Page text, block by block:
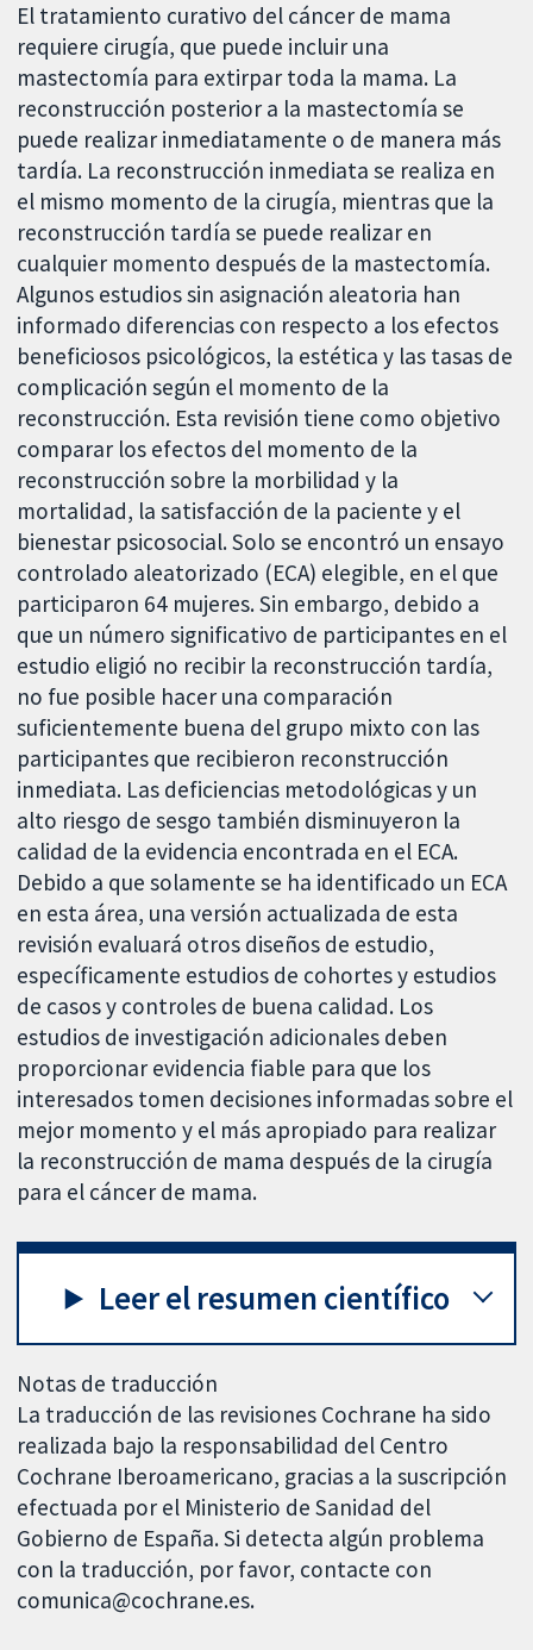
El tratamiento curativo del cáncer de mama
requiere cirugía, que puede incluir una
mastectomía para extirpar toda la mama. La
reconstrucción posterior a la mastectomía se
puede realizar inmediatamente o de manera más
tardía. La reconstrucción inmediata se realiza en
el mismo momento de la cirugía, mientras que la
reconstrucción tardía se puede realizar en
cualquier momento después de la mastectomía.
Algunos estudios sin asignación aleatoria han
informado diferencias con respecto a los efectos
beneficiosos psicológicos, la estética y las tasas de
complicación según el momento de la
reconstrucción. Esta revisión tiene como objetivo
comparar los efectos del momento de la
reconstrucción sobre la morbilidad y la
mortalidad, la satisfacción de la paciente y el
bienestar psicosocial. Solo se encontró un ensayo
controlado aleatorizado (ECA) elegible, en el que
participaron 64 mujeres. Sin embargo, debido a
que un número significativo de participantes en el
estudio eligió no recibir la reconstrucción tardía,
no fue posible hacer una comparación
suficientemente buena del grupo mixto con las
participantes que recibieron reconstrucción
inmediata. Las deficiencias metodológicas y un
alto riesgo de sesgo también disminuyeron la
calidad de la evidencia encontrada en el ECA.
Debido a que solamente se ha identificado un ECA
en esta área, una versión actualizada de esta
revisión evaluará otros diseños de estudio,
específicamente estudios de cohortes y estudios
de casos y controles de buena calidad. Los
estudios de investigación adicionales deben
proporcionar evidencia fiable para que los
interesados tomen decisiones informadas sobre el
mejor momento y el más apropiado para realizar
la reconstrucción de mama después de la cirugía
para el cáncer de mama.
Leer el resumen científico
Notas de traducción
La traducción de las revisiones Cochrane ha sido
realizada bajo la responsabilidad del Centro
Cochrane Iberoamericano, gracias a la suscripción
efectuada por el Ministerio de Sanidad del
Gobierno de España. Si detecta algún problema
con la traducción, por favor, contacte con
comunica@cochrane.es.